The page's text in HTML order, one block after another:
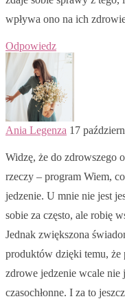
wpływa ono na ich
Odpowiedz
Ania Legenza 17
Widzę, że do zdrowszego
rzeczy – program Wiem,
jedzenie. U mnie nie jest
sobie za często, ale robię
Jednak zwiększona
produktów dzięki temu, że
zdrowe jedzenie wcale
czasochłonne. I za to